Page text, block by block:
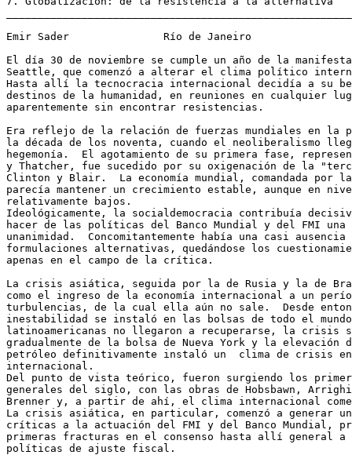
Emir Sader               Río de Janeiro
El día 30 de noviembre se cumple un año de la
Seattle, que comenzó a alterar el clima político
Hasta allí la tecnocracia internacional decidía a su
destinos de la humanidad, en reuniones en cualquier
aparentemente sin encontrar resistencias.
Era reflejo de la relación de fuerzas mundiales en la
la década de los noventa, cuando el neoliberalismo
hegemonía.  El agotamiento de su primera fase,
y Thatcher, fue sucedido por su oxigenación de la
Clinton y Blair.  La economía mundial, comandada por la
parecía mantener un crecimiento estable, aunque en
relativamente bajos.
Ideológicamente, la socialdemocracia contribuía
hacer de las políticas del Banco Mundial y del FMI una
unanimidad.  Concomitantemente había una casi
formulaciones alternativas, quedándose los
apenas en el campo de la crítica.
La crisis asiática, seguida por la de Rusia y la de
como el ingreso de la economía internacional a un
turbulencias, de la cual ella aún no sale.  Desde
inestabilidad se instaló en las bolsas de todo el
latinoamericanas no llegaron a recuperarse, la crisis
gradualmente de la bolsa de Nueva York y la elevación
petróleo definitivamente instaló un  clima de crisis en
internacional.
Del punto de vista teórico, fueron surgiendo los
generales del siglo, con las obras de Hobsbawn,
Brenner y, a partir de ahí, el clima internacional
La crisis asiática, en particular, comenzó a generar
críticas a la actuación del FMI y del Banco Mundial,
primeras fracturas en el consenso hasta allí general
políticas de ajuste fiscal.